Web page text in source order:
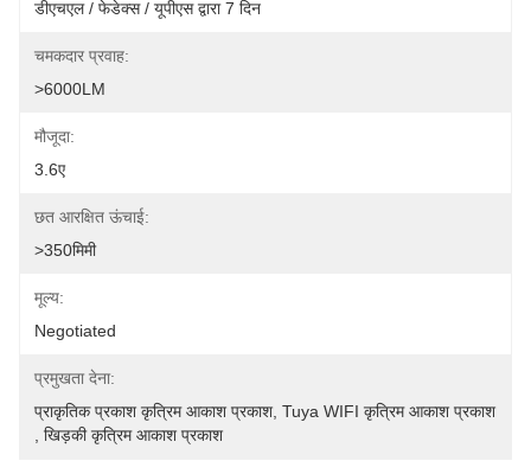
डीएचएल / फेडेक्स / यूपीएस द्वारा 7 दिन
चमकदार प्रवाह:
>6000LM
मौजूदा:
3.6ए
छत आरक्षित ऊंचाई:
>350मिमी
मूल्य:
Negotiated
प्रमुखता देना:
प्राकृतिक प्रकाश कृत्रिम आकाश प्रकाश Tuya WIFI कृत्रिम आकाश प्रकाश
खिड़की कृत्रिम आकाश प्रकाश